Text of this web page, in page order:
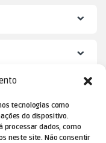
tecnologias como
do dispositivo.
processar dados, como
neste site. Não consentir